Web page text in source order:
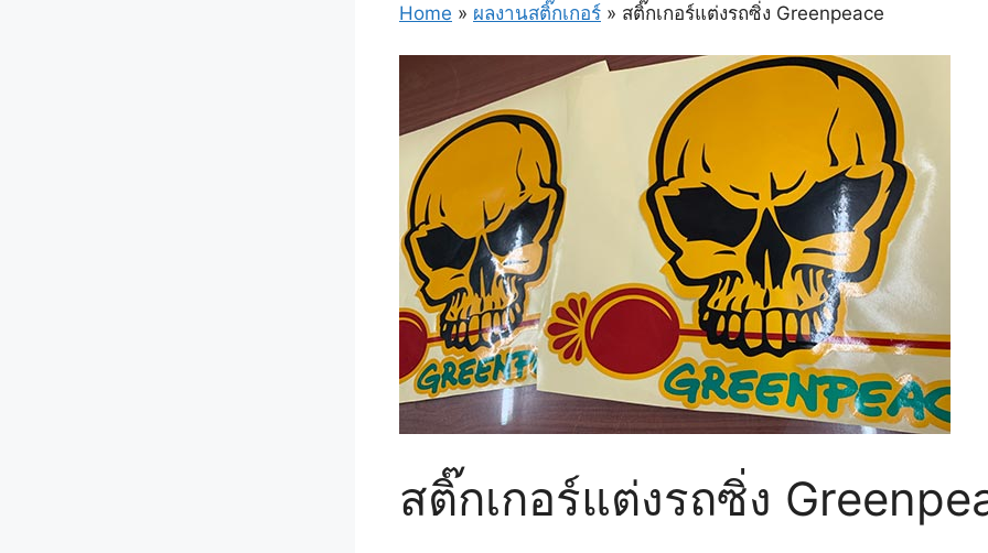
Home » ผลงานสติ๊กเกอร์ » สติ๊กเกอร์แต่งรถซิ่ง Greenpeace
สติ๊กเกอร์แต่งรถซิ่ง